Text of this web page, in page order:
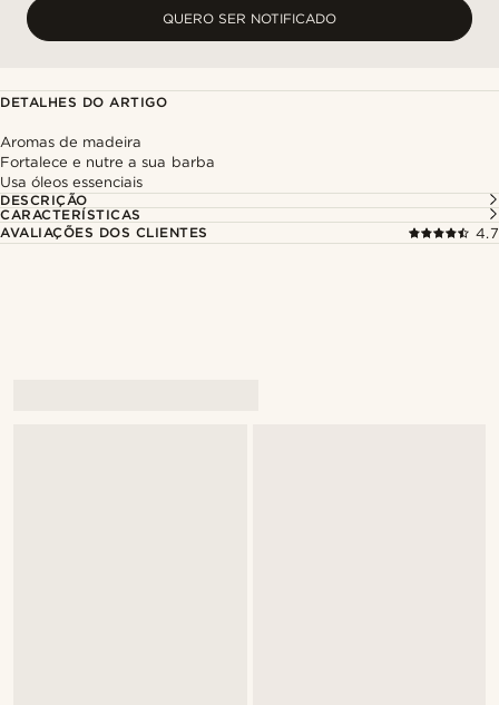
QUERO SER NOTIFICADO
DETALHES DO ARTIGO
Aromas de madeira
Fortalece e nutre a sua barba
Usa óleos essenciais
DESCRIÇÃO
CARACTERÍSTICAS
AVALIAÇÕES DOS CLIENTES
4.7